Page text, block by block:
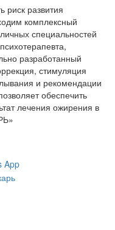
риск развития
комплексный
специальностей
разработанный
стимуляция
и рекомендации
обеспечить
лечения ожирения в
App